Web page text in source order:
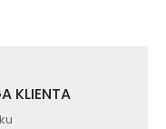
KLIENTA